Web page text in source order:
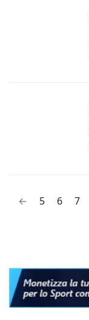
← 5 6 7